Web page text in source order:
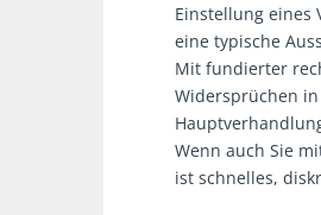
Einstellung eines
eine typische
Mit fundierter
Widersprüchen
Wenn auch Sie
ist schnelles,